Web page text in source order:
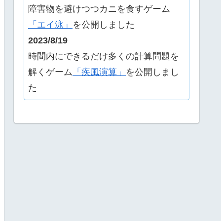
障害物を避けつつカニを食すゲーム
「エイ泳」 を公開しました
2023/8/19
時間内にできるだけ多くの計算問題を
解くゲーム 「疾風演算」 を公開しまし
た